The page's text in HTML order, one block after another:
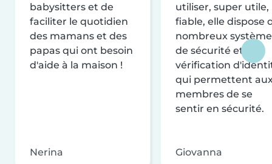
babysitters et de
faciliter le quotidien
des mamans et des
papas qui ont besoin
d'aide à la maison !
Nerina
utiliser, super utile,
fiable, elle dispose
nombreux
de sécurité et de
vérification
qui permettent
membres de se
sentir en sécurité.
Giovanna